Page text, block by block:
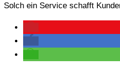
Solch ein Service schafft